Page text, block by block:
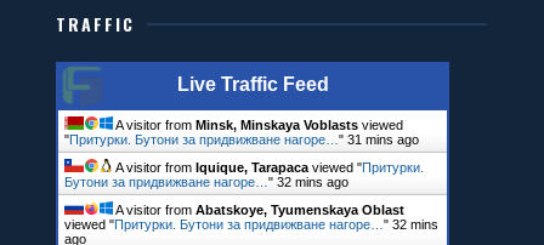
TRAFFIC
Live Traffic Feed
A visitor fromMinsk, Minskaya Voblasts viewed
"Притурки. Бутони за придвижване нагоре…"32 mins ago
A visitor fromIquique, Tarapaca viewed "Притурки.
Бутони за придвижване нагоре…"32 mins ago
A visitor fromAbatskoye, Tyumenskaya Oblast
viewed "Притурки. Бутони за придвижване нагоре…"32 mins
ago